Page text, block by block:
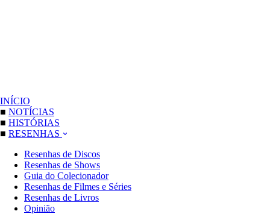
INÍCIO
■ NOTÍCIAS
■ HISTÓRIAS
■ RESENHAS
Resenhas de Discos
Resenhas de Shows
Guia do Colecionador
Resenhas de Filmes e Séries
Resenhas de Livros
Opinião